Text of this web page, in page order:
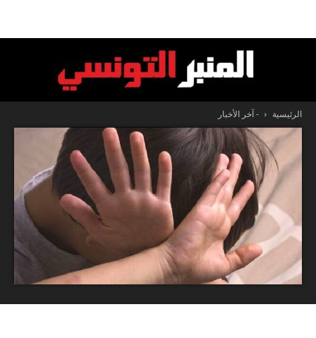
المنبر
التونسي
الرئيسية - آخر الأخبار